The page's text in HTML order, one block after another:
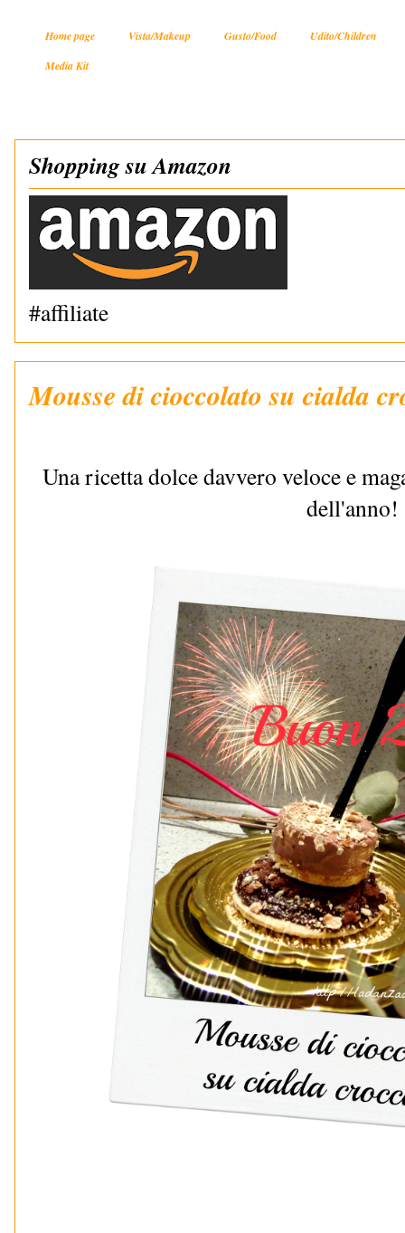
Home page Vista/Makeup Gusto/Food
Udito/Children
Media Kit
Shopping su Amazon
#affiliate
Mousse di cioccolato su cialda
Una ricetta dolce davvero veloce e
dell'anno!